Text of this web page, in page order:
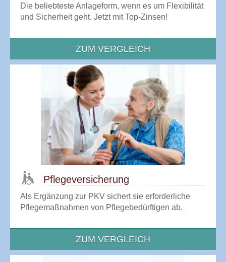
Die beliebteste Anlageform, wenn es um Flexibilität
und Sicherheit geht. Jetzt mit Top-Zinsen!
ZUM VERGLEICH
Pflege­versicherung
Als Ergänzung zur PKV sichert sie erforderliche
Pflegemaßnahmen von Pflegebedürftigen ab.
ZUM VERGLEICH